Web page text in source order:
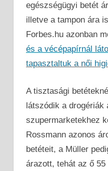
egészségügyi betét
illetve a tampon ára
Forbes.hu azonban
és a vécépapírnál
tapasztaltuk a női
A tisztasági
látszódik a drogériák
szupermarketekhez
Rossmann azonos
betéteit, a Müller
árazott, tehát az ő